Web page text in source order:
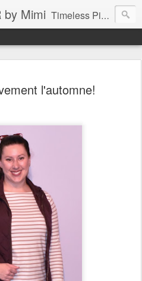
by Mimi Timeless Pieces - A Reflection of Lasting Fashion
l'automne!